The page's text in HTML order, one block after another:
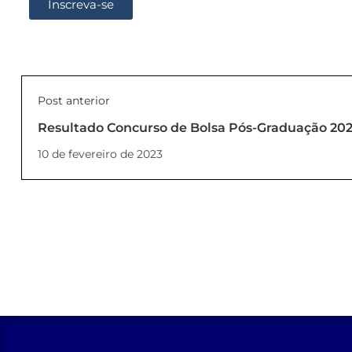
Inscreva-se
Post anterior
Resultado Concurso de Bolsa Pós-Graduação
10 de fevereiro de 2023